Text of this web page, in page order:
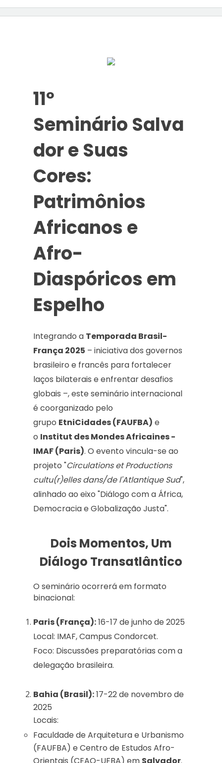
11º
Seminário Salva
dor e Suas
Cores:
Patrimônios
Africanos e
Afro-
Diaspóricos em
Espelho
Integrando a Temporada Brasil-
França 2025 – iniciativa dos governos
brasileiro e francês para fortalecer
laços bilaterais e enfrentar desafios
globais –, este seminário internacional
é coorganizado pelo
grupo EtniCidades (FAUFBA) e
o Institut des Mondes Africaines -
IMAF (Paris). O evento vincula-se ao
projeto "Circulations et Productions
cultu(r)elles dans/de l'Atlantique Sud",
alinhado ao eixo "Diálogo com a África,
Democracia e Globalização Justa".
Dois Momentos, Um
Diálogo Transatlântico
O seminário ocorrerá em formato
binacional:
Paris (França):16-17 de junho de 2025
Local: IMAF, Campus Condorcet.
Foco: Discussões preparatórias com a
delegação brasileira.
Bahia (Brasil):17-22 de novembro de
2025
Locais:
Faculdade de Arquitetura e Urbanismo
(FAUFBA) e Centro de Estudos Afro-
Orientais (CEAO-UFBA) em Salvador.